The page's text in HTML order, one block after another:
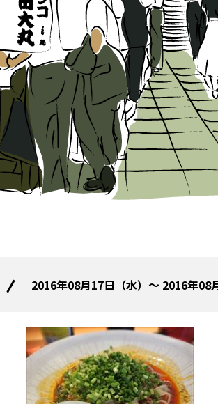
2016年08月17日（水）～ 2016年08